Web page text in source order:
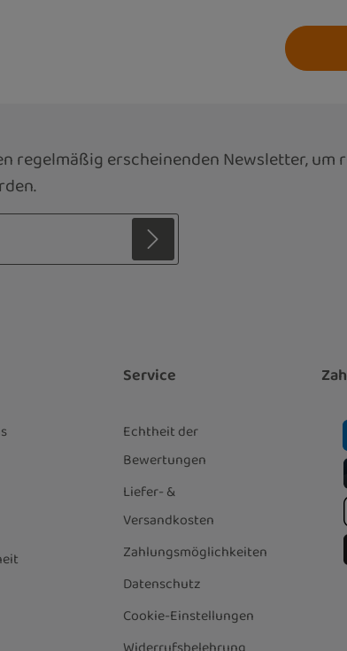
regelmäßig erscheinenden Newsletter,
Service
Echtheit der
Bewertungen
Liefer- &
Versandkosten
Zahlungsmöglichkeiten
Datenschutz
Cookie-Einstellungen